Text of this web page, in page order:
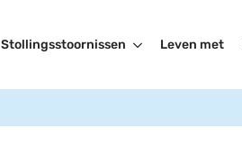
Stollingsstoornissen Leven met